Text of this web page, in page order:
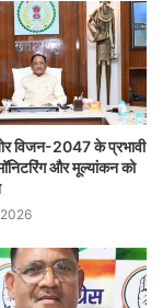
उपचार की
और शोध के क्षेत्र में
S
h
e
विजन-2047 के प्रभावी
और मूल्यांकन को